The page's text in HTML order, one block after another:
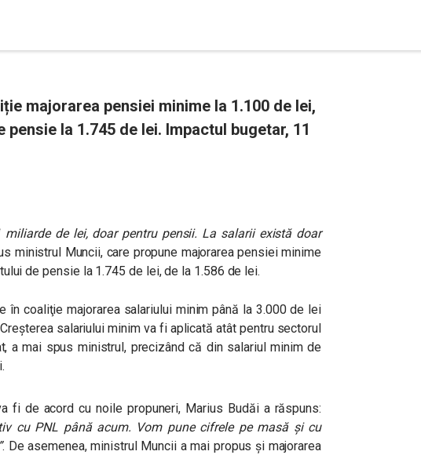
majorarea pensiei minime la 1.100 de lei,
la 1.745 de lei. Impactul bugetar, 11
de lei, doar pentru pensii. La salarii există doar
ministrul Muncii, care propune majorarea pensiei minime
de pensie la 1.745 de lei, de la 1.586 de lei.
în coaliţie majorarea salariului minim până la 3.000 de lei
salariului minim va fi aplicată atât pentru sectorul
a mai spus ministrul, precizând că din salariul minim de
fi de acord cu noile propuneri, Marius Budăi a răspuns:
cu PNL până acum. Vom pune cifrele pe masă și cu
. De asemenea, ministrul Muncii a mai propus și majorarea